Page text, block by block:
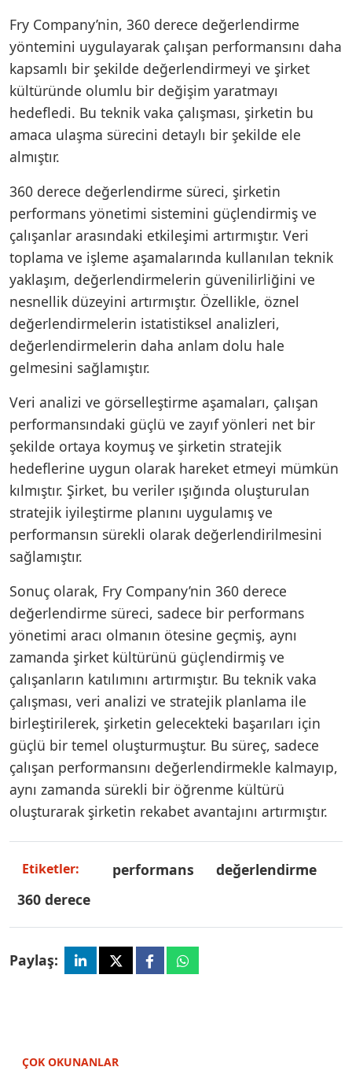
Fry Company’nin, 360 derece değerlendirme
yöntemini uygulayarak çalışan performansını daha
kapsamlı bir şekilde değerlendirmeyi ve şirket
kültüründe olumlu bir değişim yaratmayı
hedefledi. Bu teknik vaka çalışması, şirketin bu
amaca ulaşma sürecini detaylı bir şekilde ele
almıştır.
360 derece değerlendirme süreci, şirketin
performans yönetimi sistemini güçlendirmiş ve
çalışanlar arasındaki etkileşimi artırmıştır. Veri
toplama ve işleme aşamalarında kullanılan teknik
yaklaşım, değerlendirmelerin güvenilirliğini ve
nesnellik düzeyini artırmıştır. Özellikle, öznel
değerlendirmelerin istatistiksel analizleri,
değerlendirmelerin daha anlam dolu hale
gelmesini sağlamıştır.
Veri analizi ve görselleştirme aşamaları, çalışan
performansındaki güçlü ve zayıf yönleri net bir
şekilde ortaya koymuş ve şirketin stratejik
hedeflerine uygun olarak hareket etmeyi mümkün
kılmıştır. Şirket, bu veriler ışığında oluşturulan
stratejik iyileştirme planını uygulamış ve
performansın sürekli olarak değerlendirilmesini
sağlamıştır.
Sonuç olarak, Fry Company’nin 360 derece
değerlendirme süreci, sadece bir performans
yönetimi aracı olmanın ötesine geçmiş, aynı
zamanda şirket kültürünü güçlendirmiş ve
çalışanların katılımını artırmıştır. Bu teknik vaka
çalışması, veri analizi ve stratejik planlama ile
birleştirilerek, şirketin gelecekteki başarıları için
güçlü bir temel oluşturmuştur. Bu süreç, sadece
çalışan performansını değerlendirmekle kalmayıp,
aynı zamanda sürekli bir öğrenme kültürü
oluşturarak şirketin rekabet avantajını artırmıştır.
Etiketler: performans
değerlendirme
360 derece
Paylaş:
ÇOK OKUNANLAR